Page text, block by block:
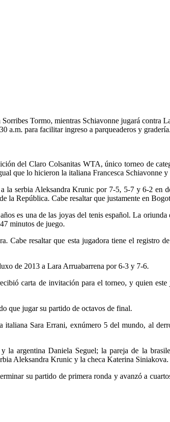
Tormo, mientras Schiavonne jugará contra
a.m. para facilitar ingreso a parqueaderos y gradería.
del Claro Colsanitas WTA, único torneo de
que lo hicieron la italiana Francesca Schiavonne y
serbia Aleksandra Krunic por 7-5, 5-7 y 6-2 en
la República. Cabe resaltar que justamente en
es una de las joyas del tenis español. La
minutos de juego.
Cabe resaltar que esta jugadora tiene el registro
de 2013 a Lara Arruabarrena por 6-3 y 7-6.
carta de invitación para el torneo, y quien
que jugar su partido de octavos de final.
Sara Errani, exnúmero 5 del mundo, al
argentina Daniela Seguel; la pareja de la
Aleksandra Krunic y la checa Katerina Siniakova.
su partido de primera ronda y avanzó a